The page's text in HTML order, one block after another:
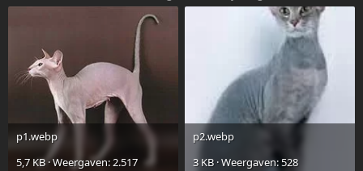
p1.webp
5,7 KB · Weergaven: 2.517
p2.webp
3 KB · Weergaven: 528